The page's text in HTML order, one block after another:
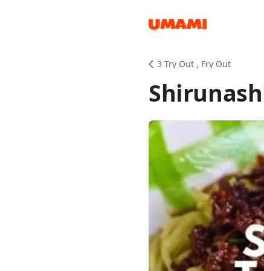
3 Try Out , Fry Out